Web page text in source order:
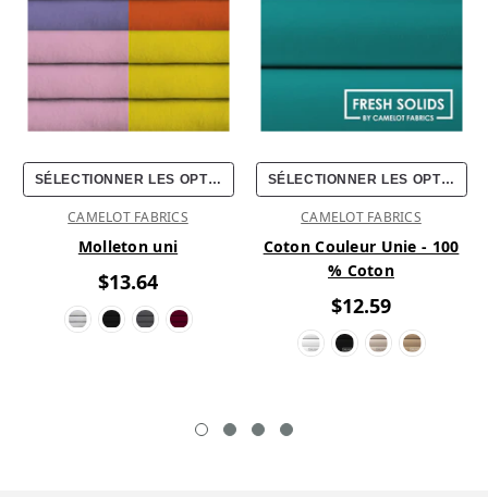
SÉLECTIONNER LES OPTIONS
CAMELOT FABRICS
Molleton uni
$13.64
SÉLECTIONNER LES OPTIONS
CAMELOT FABRICS
Coton Couleur Unie - 100
% Coton
$12.59